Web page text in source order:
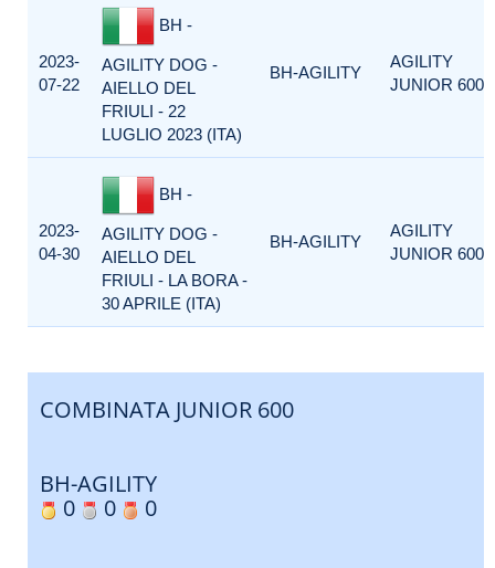
2023-
07-22
BH -
AGILITY DOG -
AIELLO DEL
FRIULI - 22
LUGLIO 2023 (ITA)
BH-AGILITY
AGILITY
JUNIOR 600
2023-
04-30
BH -
AGILITY DOG -
AIELLO DEL
FRIULI - LA BORA -
30 APRILE (ITA)
BH-AGILITY
AGILITY
JUNIOR 600
COMBINATA JUNIOR 600
BH-AGILITY
0
0 0